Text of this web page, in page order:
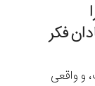
فکر
و واقعی